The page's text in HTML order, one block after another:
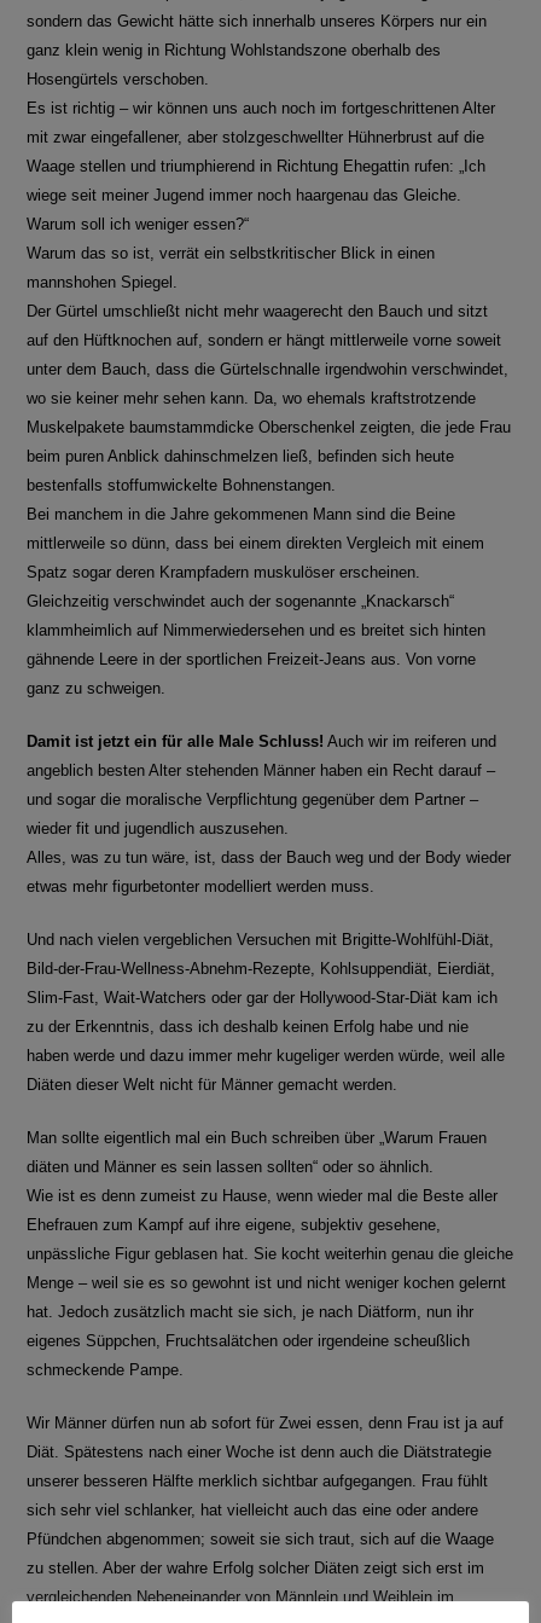
sondern das Gewicht hätte sich innerhalb unseres Körpers nur ein
ganz klein wenig in Richtung Wohlstandszone oberhalb des
Hosengürtels verschoben.
Es ist richtig – wir können uns auch noch im fortgeschrittenen Alter
mit zwar eingefallener, aber stolzgeschwellter Hühnerbrust auf die
Waage stellen und triumphierend in Richtung Ehegattin rufen: „Ich
wiege seit meiner Jugend immer noch haargenau das Gleiche.
Warum soll ich weniger essen?“
Warum das so ist, verrät ein selbstkritischer Blick in einen
mannshohen Spiegel.
Der Gürtel umschließt nicht mehr waagerecht den Bauch und sitzt
auf den Hüftknochen auf, sondern er hängt mittlerweile vorne soweit
unter dem Bauch, dass die Gürtelschnalle irgendwohin verschwindet,
wo sie keiner mehr sehen kann. Da, wo ehemals kraftstrotzende
Muskelpakete baumstammdicke Oberschenkel zeigten, die jede Frau
beim puren Anblick dahinschmelzen ließ, befinden sich heute
bestenfalls stoffumwickelte Bohnenstangen.
Bei manchem in die Jahre gekommenen Mann sind die Beine
mittlerweile so dünn, dass bei einem direkten Vergleich mit einem
Spatz sogar deren Krampfadern muskulöser erscheinen.
Gleichzeitig verschwindet auch der sogenannte „Knackarsch“
klammheimlich auf Nimmerwiedersehen und es breitet sich hinten
gähnende Leere in der sportlichen Freizeit-Jeans aus. Von vorne
ganz zu schweigen.
Damit ist jetzt ein für alle Male Schluss! Auch wir im reiferen und
angeblich besten Alter stehenden Männer haben ein Recht darauf –
und sogar die moralische Verpflichtung gegenüber dem Partner –
wieder fit und jugendlich auszusehen.
Alles, was zu tun wäre, ist, dass der Bauch weg und der Body wieder
etwas mehr figurbetonter modelliert werden muss.
Und nach vielen vergeblichen Versuchen mit Brigitte-Wohlfühl-Diät,
Bild-der-Frau-Wellness-Abnehm-Rezepte, Kohlsuppendiät, Eierdiät,
Slim-Fast, Wait-Watchers oder gar der Hollywood-Star-Diät kam ich
zu der Erkenntnis, dass ich deshalb keinen Erfolg habe und nie
haben werde und dazu immer mehr kugeliger werden würde, weil alle
Diäten dieser Welt nicht für Männer gemacht werden.
Man sollte eigentlich mal ein Buch schreiben über „Warum Frauen
diäten und Männer es sein lassen sollten“ oder so ähnlich.
Wie ist es denn zumeist zu Hause, wenn wieder mal die Beste aller
Ehefrauen zum Kampf auf ihre eigene, subjektiv gesehene,
unpässliche Figur geblasen hat. Sie kocht weiterhin genau die gleiche
Menge – weil sie es so gewohnt ist und nicht weniger kochen gelernt
hat. Jedoch zusätzlich macht sie sich, je nach Diätform, nun ihr
eigenes Süppchen, Fruchtsalätchen oder irgendeine scheußlich
schmeckende Pampe.
Wir Männer dürfen nun ab sofort für Zwei essen, denn Frau ist ja auf
Diät. Spätestens nach einer Woche ist denn auch die Diätstrategie
unserer besseren Hälfte merklich sichtbar aufgegangen. Frau fühlt
sich sehr viel schlanker, hat vielleicht auch das eine oder andere
Pfündchen abgenommen; soweit sie sich traut, sich auf die Waage
zu stellen. Aber der wahre Erfolg solcher Diäten zeigt sich erst im
vergleichenden Nebeneinander von Männlein und Weiblein im